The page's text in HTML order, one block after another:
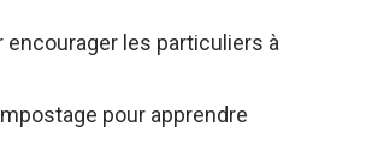
les particuliers à
pour apprendre